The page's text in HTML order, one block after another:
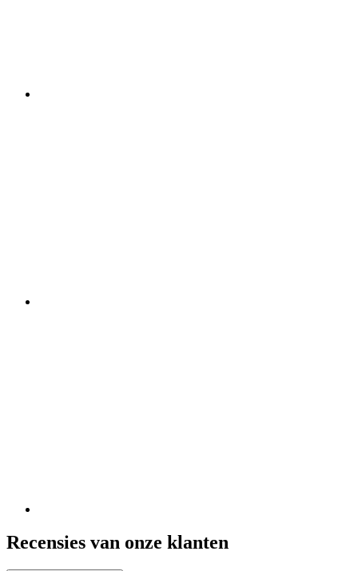
Recensies van onze klanten